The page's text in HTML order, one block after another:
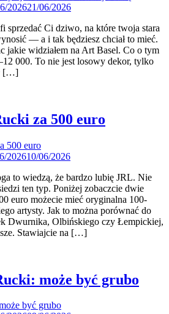
202621/06/2026
sprzedać Ci dziwo, na które twoja stara
— a i tak będziesz chciał to mieć.
jakie widziałem na Art Basel. Co o tym
000. To nie jest losowy dekor, tylko
[…]
za 500 euro
202610/06/2026
to wiedzą, że bardzo lubię JRL. Nie
ten typ. Poniżej zobaczcie dwie
euro możecie mieć oryginalna 100-
artysty. Jak to można porównać do
Dwurnika, Olbińskiego czy Łempickiej,
Stawiajcie na […]
może być grubo